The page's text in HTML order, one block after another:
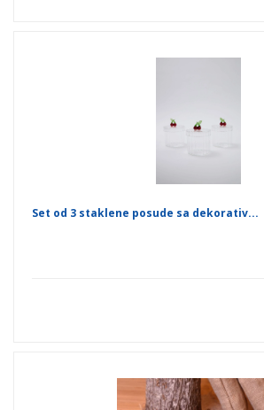
Set od 3 staklene posude sa dekorativ...